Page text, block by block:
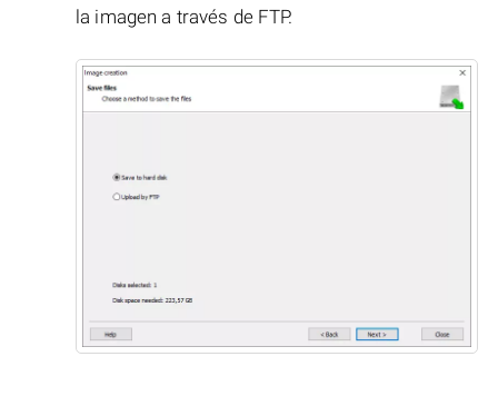
la imagen a través de FTP.